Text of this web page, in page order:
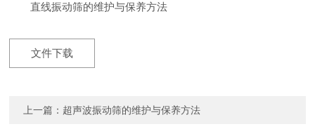
直线振动筛的维护与保养方法
文件下载
上一篇： 超声波振动筛的维护与保养方法